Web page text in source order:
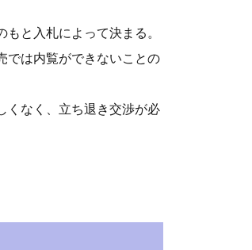
と入札によって決まる。
では内覧ができないことの
くなく、立ち退き交渉が必